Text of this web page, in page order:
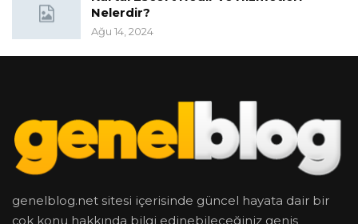
Nelerdir?
Ağu 14, 2024
genelblog.net sitesi içerisinde güncel hayata dair bir
çok konu hakkında bilgi edinebileceğiniz geniş